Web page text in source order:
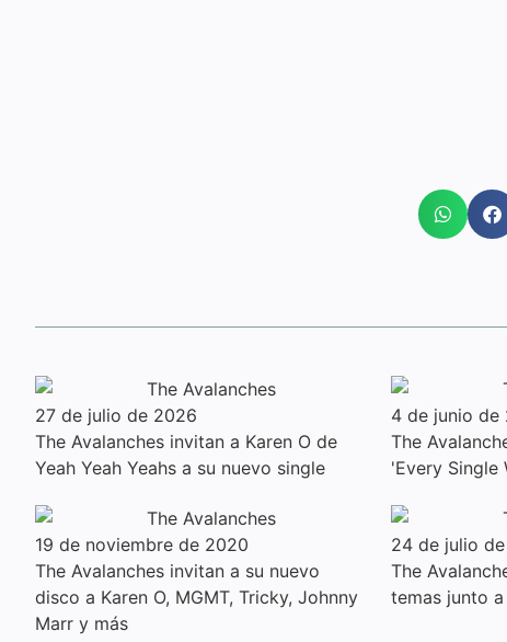
27 de julio de 2026
The Avalanches invitan a Karen O de
Yeah Yeah Yeahs a su nuevo single
4 de junio de
The
'Every Single
19 de noviembre de 2020
The Avalanches invitan a su nuevo
disco a Karen O, MGMT, Tricky, Johnny
Marr y más
24 de julio
The
temas junto